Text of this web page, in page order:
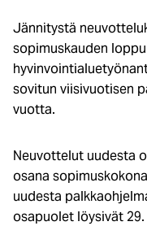
Jännitystä
sopimuskauden
sovitun viisivuotisen
vuotta.
Neuvottelut uudesta
osana
uudesta
osapuolet löysivät